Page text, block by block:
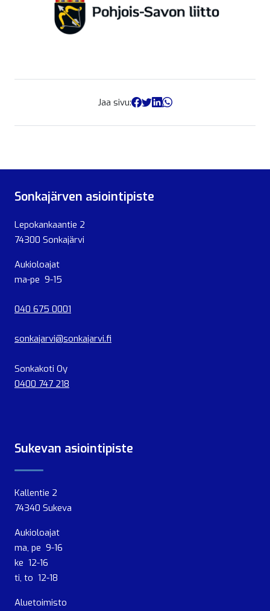
Jaa sivu:
Sonkajärven asiointipiste
Lepokankaantie 2
74300 Sonkajärvi
Aukioloajat
ma-pe 9-15
040 675 0001
sonkajarvi@sonkajarvi.fi
Sonkakoti Oy
0400 747 218
Sukevan asiointipiste
Kallentie 2
74340 Sukeva
Aukioloajat
ma, pe 9-16
ke 12-16
ti, to 12-18
Aluetoimisto